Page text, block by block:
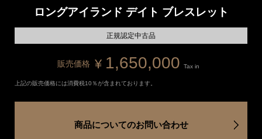
ロングアイランド デイト ブレスレット
正規認定中古品
販売価格 ¥ 1,650,000 Tax in
上記の販売価格には消費税10％が含まれております。
商品についてのお問い合わせ